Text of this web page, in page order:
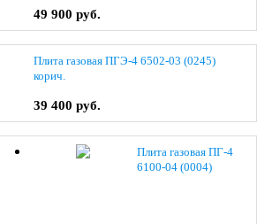
49 900 руб.
Плита газовая ПГЭ-4 6502-03 (0245)
корич.
39 400 руб.
Плита газовая ПГ-4
6100-04 (0004)